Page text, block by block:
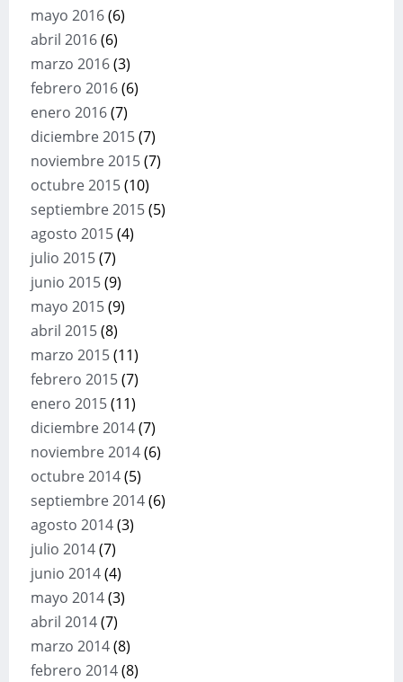
mayo 2016(6)
abril 2016(6)
marzo 2016(3)
febrero 2016(6)
enero 2016(7)
diciembre 2015(7)
noviembre 2015(7)
octubre 2015(10)
septiembre 2015(5)
agosto 2015(4)
julio 2015(7)
junio 2015(9)
mayo 2015(9)
abril 2015(8)
marzo 2015(11)
febrero 2015(7)
enero 2015(11)
diciembre 2014(7)
noviembre 2014(6)
octubre 2014(5)
septiembre 2014(6)
agosto 2014(3)
julio 2014(7)
junio 2014(4)
mayo 2014(3)
abril 2014(7)
marzo 2014(8)
febrero 2014(8)